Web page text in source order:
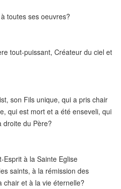
toutes ses oeuvres?
tout-puissant, Créateur du ciel et
son Fils unique, qui a pris chair
qui est mort et a été enseveli, qui
droite du Père?
Esprit à la Sainte Eglise
saints, à la rémission des
chair et à la vie éternelle?